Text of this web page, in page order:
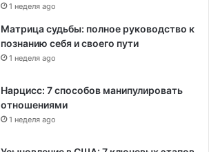
1 неделя ago
Матрица судьбы: полное руководство к
познанию себя и своего пути
1 неделя ago
Нарцисс: 7 способов манипулировать
отношениями
1 неделя ago